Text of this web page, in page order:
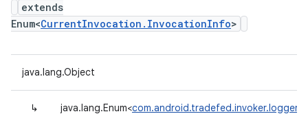
extends
Enum<CurrentInvocation.InvocationInfo>
java.lang.Object
↳ java.lang.Enum<